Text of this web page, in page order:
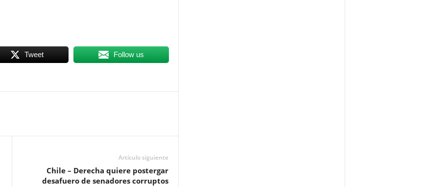
Tweet Follow us
Artículo siguiente
Chile – Derecha quiere postergar
desafuero de senadores corruptos